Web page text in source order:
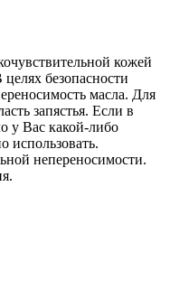
кожей
безопасности
масла. Для
запястья. Если в
у Вас какой-либо
использовать.
непереносимости.